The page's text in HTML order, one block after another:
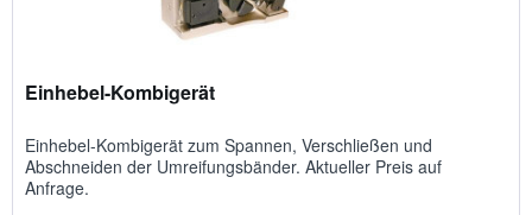
Einhebel-Kombigerät
Einhebel-Kombigerät zum Spannen, Verschließen und
Abschneiden der Umreifungsbänder. Aktueller Preis auf
Anfrage.